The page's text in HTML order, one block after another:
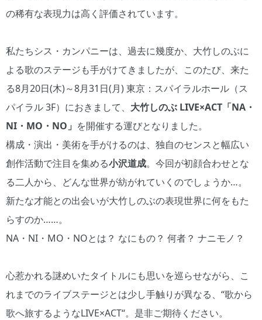
の稀有な表現力は高く評価されています。
私たちシス・カンパニーは、過去に幾度か、大竹しのぶに
よる歌のステージも手がけてきましたが、このたび、来た
る8月20日(木)～8月31日(月) 東京：スパイラルホール（ス
パイラル 3F）におきまして、 大竹しのぶ LIVE×ACT「NA・
NI・MO・NO」 を開催する運びとなりました。
構成・演出・美術を手がけるのは、独自のセンスと幅広い
創作活動で注目を集める小沢道成。今回が初顔合わせとな
る二人から、どんな世界が紡がれていくのでしょうか…。
新たな才能との出会いが大竹しのぶの表現世界に何をもた
らすのか……。
NA・NI・MO・NOとは？ なにもの？ 何者？ ナニモノ？
心惹かれる謎めいたタイトルにも思いを巡らせながら、こ
れまでのライブステージとは少し手触りが異なる、“歌から
歌へ旅するようなLIVE×ACT“。是非ご期待ください。